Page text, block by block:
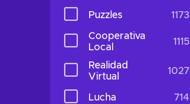
Puzzles 1173
Cooperativa
Local
1115
Realidad
Virtual
1027
Lucha 714